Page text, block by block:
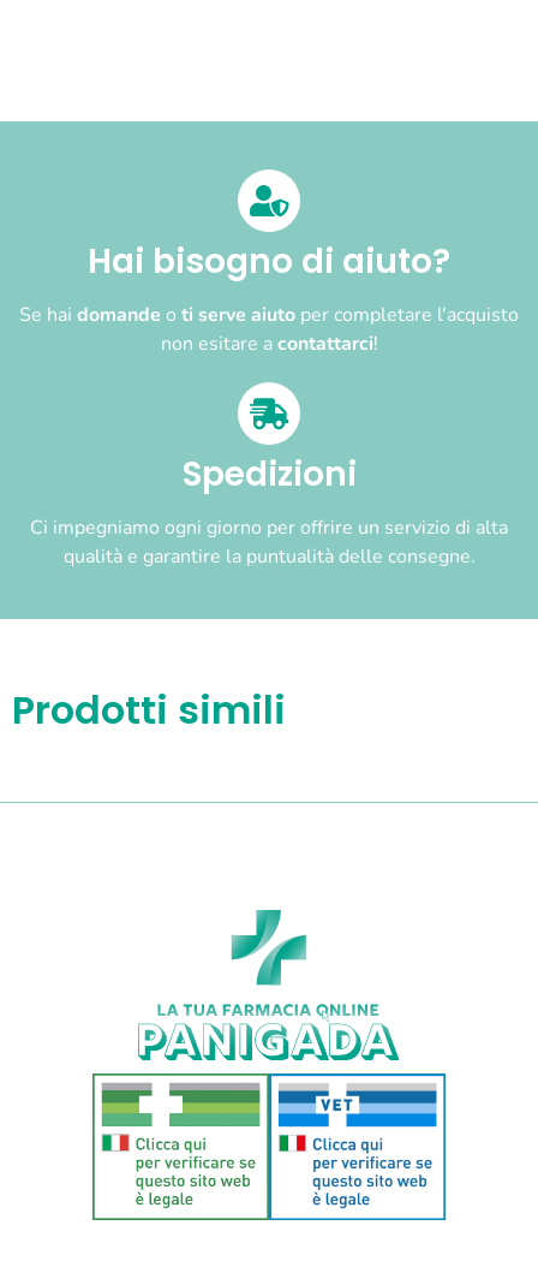
Hai bisogno di aiuto?
Se hai domande o ti serve aiuto per completare l'acquisto
non esitare acontattarci!
Spedizioni
Ci impegniamo ogni giorno per offrire un servizio di alta
qualità e garantire la puntualità delle consegne.
Prodotti simili